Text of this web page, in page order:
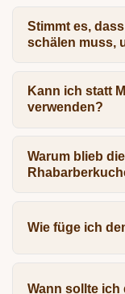
Stimmt es,
schälen muss,
Kann ich statt
verwenden?
Warum blieb
Wie füge ich
Wann sollte